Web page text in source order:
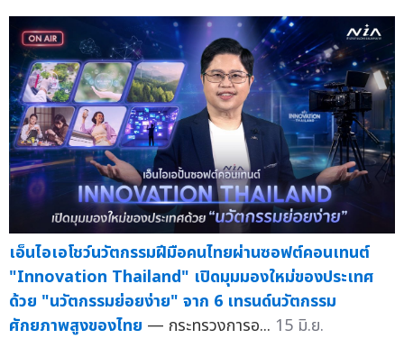
เอ็นไอเอโชว์นวัตกรรมฝีมือคนไทยผ่านซอฟต์คอนเทนต์
"Innovation Thailand" เปิดมุมมองใหม่ของประเทศ
ด้วย "นวัตกรรมย่อยง่าย" จาก 6 เทรนด์นวัตกรรม
ศักยภาพสูงของไทย — กระทรวงการอ... 15 มิ.ย.